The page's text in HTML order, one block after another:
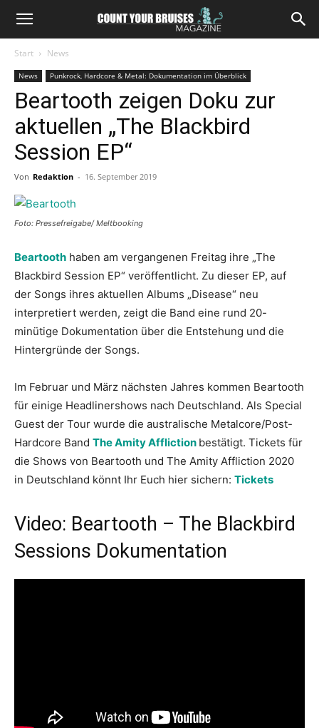
Start News
News Punkrock, Hardcore & Metal: Dokumentation im Überblick
Beartooth zeigen Doku zur
aktuellen „The Blackbird
Session EP“
Von Redaktion - 16. September 2019
Foto: Pressefreigabe/ Meltbooking
Beartooth haben am vergangenen Freitag ihre „The
Blackbird Session EP“ veröffentlicht. Zu dieser EP, auf
der Songs ihres aktuellen Albums „Disease“ neu
interpretiert werden, zeigt die Band eine rund 20-
minütige Dokumentation über die Entstehung und die
Hintergründe der Songs.
Im Februar und März nächsten Jahres kommen Beartooth
für einige Headlinershows nach Deutschland. Als Special
Guest der Tour wurde die australische Metalcore/Post-
Hardcore Band The Amity Affliction bestätigt. Tickets für
die Shows von Beartooth und The Amity Affliction 2020
in Deutschland könnt Ihr Euch hier sichern: Tickets
Video: Beartooth – The Blackbird
Sessions Dokumentation